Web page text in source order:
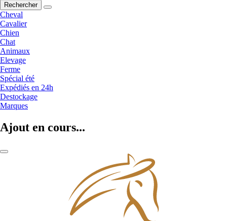
Rechercher
Cheval
Cavalier
Chien
Chat
Animaux
Elevage
Ferme
Spécial été
Expédiés en 24h
Destockage
Marques
Ajout en cours...